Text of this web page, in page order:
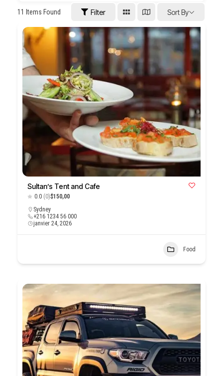
11 Items Found Filter Sort By
Sultan’s Tent and Cafe
0.0 (0)$150,00
Sydney
+216 1234 56 000
janvier 24, 2026
Food